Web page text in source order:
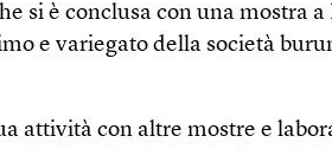
si è conclusa con una mostra
e variegato della società
attività con altre mostre e